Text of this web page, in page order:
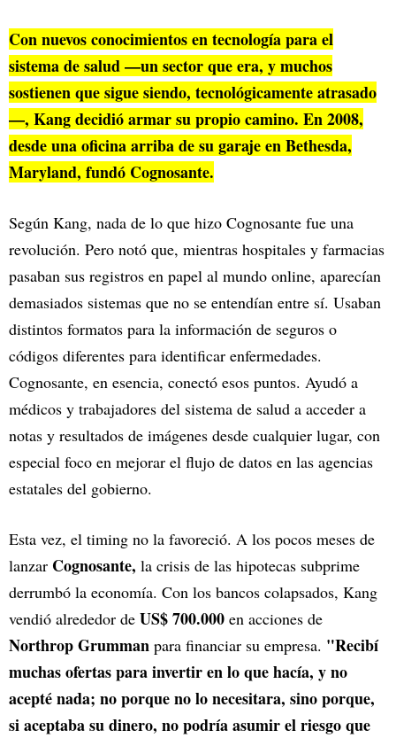
Con nuevos conocimientos en tecnología para el
sistema de salud —un sector que era, y muchos
sostienen que sigue siendo, tecnológicamente atrasado
—, Kang decidió armar su propio camino. En 2008,
desde una oficina arriba de su garaje en Bethesda,
Maryland, fundó Cognosante.
Según Kang, nada de lo que hizo Cognosante fue una
revolución. Pero notó que, mientras hospitales y farmacias
pasaban sus registros en papel al mundo online, aparecían
demasiados sistemas que no se entendían entre sí. Usaban
distintos formatos para la información de seguros o
códigos diferentes para identificar enfermedades.
Cognosante, en esencia, conectó esos puntos. Ayudó a
médicos y trabajadores del sistema de salud a acceder a
notas y resultados de imágenes desde cualquier lugar, con
especial foco en mejorar el flujo de datos en las agencias
estatales del gobierno.
Esta vez, el timing no la favoreció. A los pocos meses de
lanzar Cognosante, la crisis de las hipotecas subprime
derrumbó la economía. Con los bancos colapsados, Kang
vendió alrededor de US$ 700.000 en acciones de
Northrop Grumman para financiar su empresa. "Recibí
muchas ofertas para invertir en lo que hacía, y no
acepté nada; no porque no lo necesitara, sino porque,
si aceptaba su dinero, no podría asumir el riesgo que